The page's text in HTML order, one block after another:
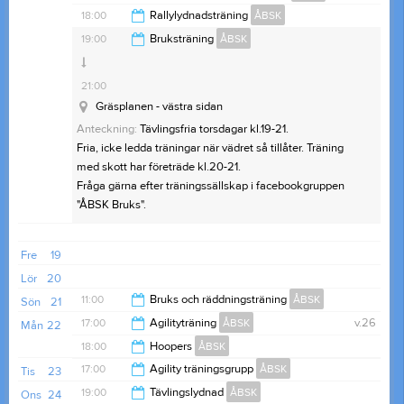
21:00
20:00
Konstgräset nära gamla containern
18:00 Rallylydnadsträning ÅBSK
20:00
Gräsplan mot parkeringen
19:00 Bruksträning ÅBSK
21:00
Gräsplanen - västra sidan
Anteckning: Tävlingsfria torsdagar kl.19-21.
Fria, icke ledda träningar när vädret så tillåter. Träning
med skott har företräde kl.20-21.
Fråga gärna efter träningssällskap i facebookgruppen
"ÅBSK Bruks".
19
Fre
20
Lör
21
Sön 11:00 Bruks och räddningsträning ÅBSK
14:00
22
Mån v.26
17:00 Agilityträning ÅBSK
20:00
18:00 Hoopers ÅBSK
20:00
23
Tis 17:00 Agility träningsgrupp ÅBSK
24
Ons 19:00 Tävlingslydnad ÅBSK